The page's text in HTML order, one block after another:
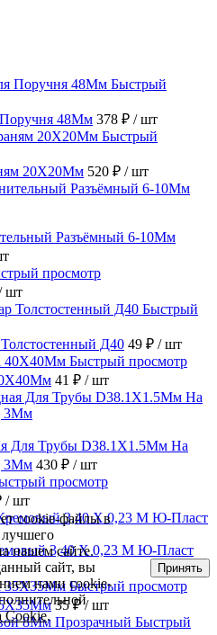
Быстрый
Поручня 48Мм 378 ₽ / шт
Быстрый
20X20Мм 520 ₽ / шт
Разъёмный 6-10Мм
просмотр
шт
Быстрый
Д40 49 ₽ / шт
Быстрый просмотр
41 ₽ / шт
Для Трубы D38.1Х1.5Мм На
3Мм 430 ₽ / шт
просмотр
/ шт
3,40 Х 0,23 М Ю-Пласт
Быстрый просмотр
35 ₽/ шт
Быстрый
cookie-файлы в
лучшего
нашем сайте.
сайт, вы
нами cookie-
Cookie.
Принять